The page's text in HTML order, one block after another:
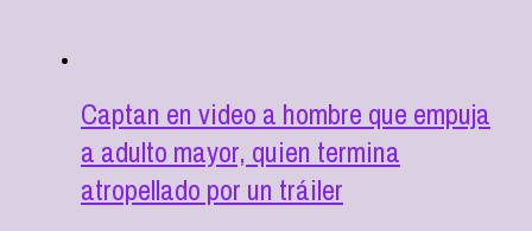
Captan en video a hombre que empuja
a adulto mayor, quien termina
atropellado por un tráiler